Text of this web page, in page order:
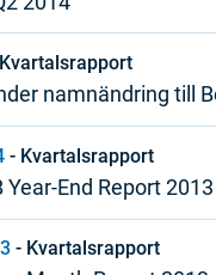
Kvartalsrapport
namnändring till
- Kvartalsrapport
Year-End Report 2013
- Kvartalsrapport